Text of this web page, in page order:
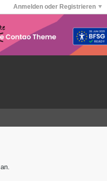
Anmelden oder Registrieren